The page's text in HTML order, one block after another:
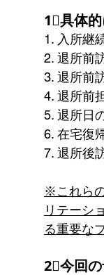
1⃣具体
1. 入所継
2. 退所前
3. 退所前
4. 退所前
5. 退所日
6. 在宅復
7. 退所後
※これら
リテーシ
る重要な
2⃣今回